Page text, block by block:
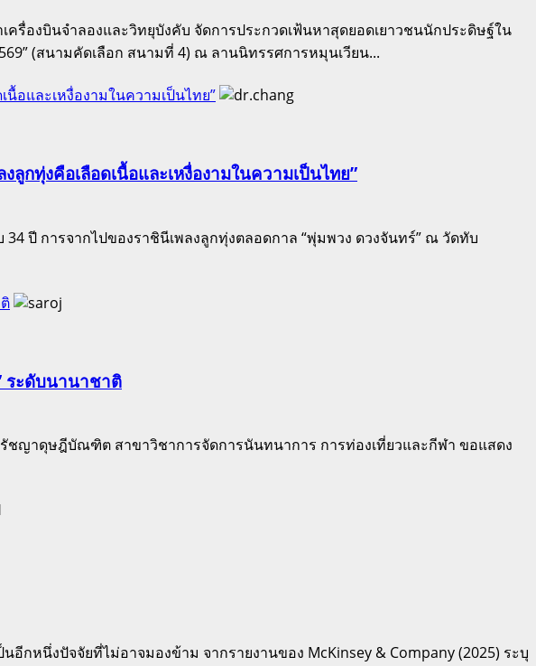
รื่องบินจำลองและวิทยุบังคับ จัดการประกวดเฟ้นหาสุดยอดเยาวชนนักประดิษฐ์ใน
(สนามคัดเลือก สนามที่ 4) ณ ลานนิทรรศการหมุนเวียน...
อและเหงื่องามในความเป็นไทย”
กทุ่งคือเลือดเนื้อและเหงื่องามในความเป็นไทย”
ปี การจากไปของราชินีเพลงลูกทุ่งตลอดกาล “พุ่มพวง ดวงจันทร์” ณ วัดทับ
ระดับนานาชาติ
ษฎีบัณฑิต สาขาวิชาการจัดการนันทนาการ การท่องเที่ยวและกีฬา ขอแสดง
กหนึ่งปัจจัยที่ไม่อาจมองข้าม จากรายงานของ McKinsey & Company (2025) ระบุ